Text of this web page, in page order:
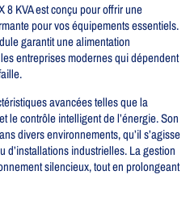
8 KVA est conçu pour offrir une
pour vos équipements essentiels.
garantit une alimentation
entreprises modernes qui dépendent
avancées telles que la
le contrôle intelligent de l’énergie. Son
divers environnements, qu’il s’agisse
d’installations industrielles. La gestion
silencieux, tout en prolongeant